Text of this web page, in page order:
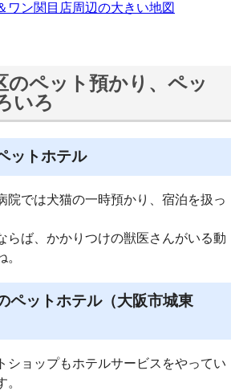
ワン関目店周辺の大きい地図
のペット預かり、ペッ
いろ
ットホテル
院では犬猫の一時預かり、宿泊を扱っ
らば、かかりつけの獣医さんがいる動
ペットホテル（大阪市城東
ショップもホテルサービスをやってい